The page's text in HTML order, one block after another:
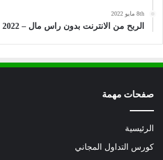
8th مايو 2022
الربح من الانترنت بدون راس مال – 2022
صفحات مهمة
الرئيسية
كورس التداول المجاني